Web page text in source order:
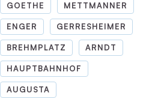
GOETHE METTMANNER
ENGER GERRESHEIMER
BREHMPLATZ ARNDT
HAUPTBAHNHOF
AUGUSTA